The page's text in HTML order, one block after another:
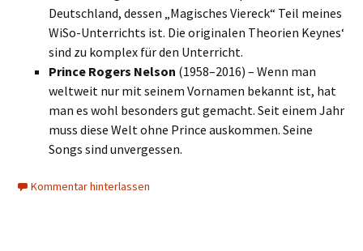
Deutschland, dessen „Magisches Viereck“ Teil meines
WiSo-Unterrichts ist. Die originalen Theorien Keynes‘
sind zu komplex für den Unterricht.
Prince Rogers Nelson (1958–2016) – Wenn man
weltweit nur mit seinem Vornamen bekannt ist, hat
man es wohl besonders gut gemacht. Seit einem Jahr
muss diese Welt ohne Prince auskommen. Seine
Songs sind unvergessen.
Kommentar hinterlassen